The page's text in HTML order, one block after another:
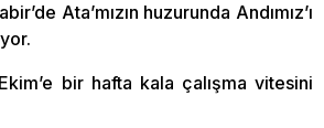
Ata’mızın huzurunda Andımız’ı
bir hafta kala çalışma vitesini